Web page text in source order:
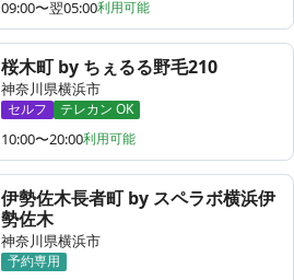
09:00〜翌05:00利用可能
桜木町 by ちぇるる野毛210
神奈川県横浜市
セルフ テレカン OK
10:00〜20:00利用可能
伊勢佐木長者町 by スペラボ横浜伊
勢佐木
神奈川県横浜市
予約専用